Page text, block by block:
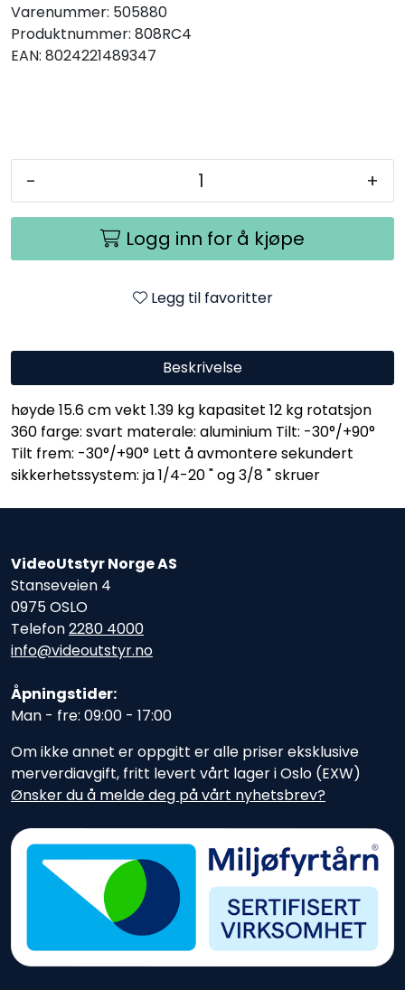
Varenummer: 505880
Produktnummer: 808RC4
EAN: 8024221489347
- +
Logg inn for å kjøpe
Legg til favoritter
Beskrivelse
høyde 15.6 cm vekt 1.39 kg kapasitet 12 kg rotatsjon
360 farge: svart materale: aluminium Tilt: -30°/+90°
Tilt frem: -30°/+90° Lett å avmontere sekundert
sikkerhetssystem: ja 1/4-20 " og 3/8 " skruer
VideoUtstyr Norge AS
Stanseveien 4
0975 OSLO
Telefon2280 4000
info@videoutstyr.no
Åpningstider:
Man - fre: 09:00 - 17:00
Om ikke annet er oppgitt er alle priser eksklusive
merverdiavgift, fritt levert vårt lager i Oslo (EXW)
Ønsker du å melde deg på vårt nyhetsbrev?